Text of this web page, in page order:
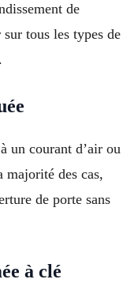
de
tous les types de
un courant d’air ou
majorité des cas,
de porte sans
à clé